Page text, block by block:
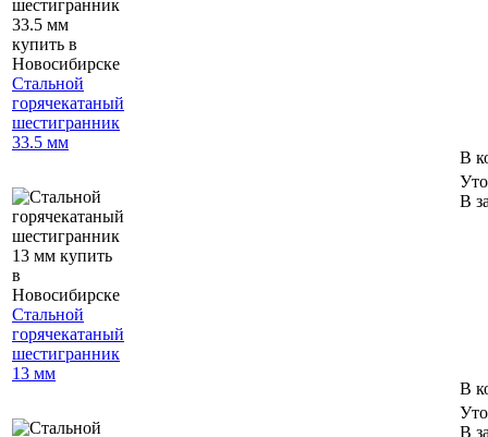
Стальной
горячекатаный
шестигранник
33.5 мм
В
Стальной
горячекатаный
шестигранник
13 мм
В
В
В